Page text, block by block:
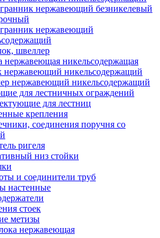
нержавеющий безникелевый
нержавеющий
швеллер
нержавеющая никельсодержащая
нержавеющий никельсодержащий
нержавеющий никельсодержащий
для лестничных ограждений
для лестниц
крепления
соединения поручня со
ригеля
низ стойки
и соединители труб
настенные
стоек
метизы
нержавеющая